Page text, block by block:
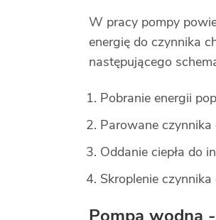
W pracy pompy
energię do czynnika
następującego
Pobranie energii
Parowane czynnika
Oddanie ciepła do
Skroplenie czynnika